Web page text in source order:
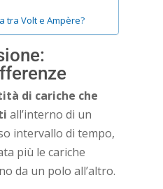
tra Volt e Ampère?
di cariche che
all’interno di un
intervallo di tempo,
più le cariche
da un polo all’altro.